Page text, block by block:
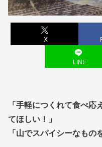
X
LINE
「手軽につくれて食べ応
てほしい！」
「山でスパイシーなも